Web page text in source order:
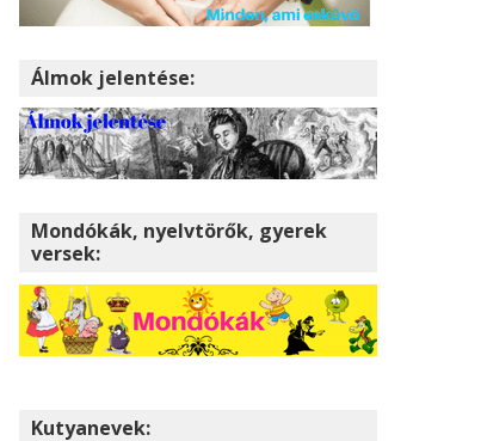
Álmok jelentése:
Mondókák, nyelvtörők, gyerek
versek:
Kutyanevek: